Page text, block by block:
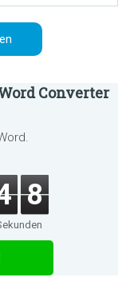
Converter
8